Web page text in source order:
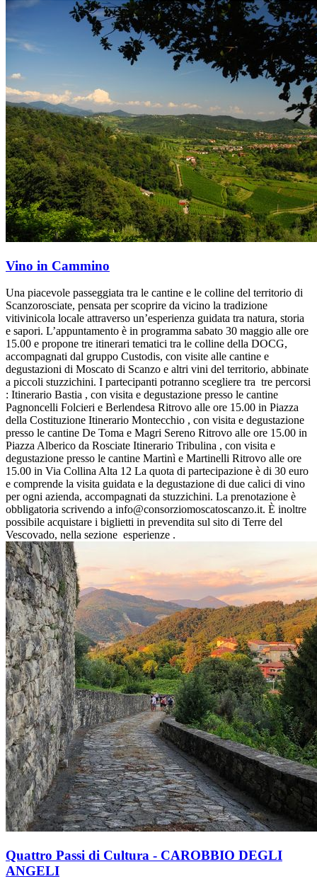
Vino in Cammino
Una piacevole passeggiata tra le cantine e le colline del territorio di
Scanzorosciate, pensata per scoprire da vicino la tradizione
vitivinicola locale attraverso un’esperienza guidata tra natura, storia
e sapori. L’appuntamento è in programma sabato 30 maggio alle ore
15.00 e propone tre itinerari tematici tra le colline della DOCG,
accompagnati dal gruppo Custodis, con visite alle cantine e
degustazioni di Moscato di Scanzo e altri vini del territorio, abbinate
a piccoli stuzzichini. I partecipanti potranno scegliere tra tre percorsi
: Itinerario Bastia , con visita e degustazione presso le cantine
Pagnoncelli Folcieri e Berlendesa Ritrovo alle ore 15.00 in Piazza
della Costituzione Itinerario Montecchio , con visita e degustazione
presso le cantine De Toma e Magri Sereno Ritrovo alle ore 15.00 in
Piazza Alberico da Rosciate Itinerario Tribulina , con visita e
degustazione presso le cantine Martinì e Martinelli Ritrovo alle ore
15.00 in Via Collina Alta 12 La quota di partecipazione è di 30 euro
e comprende la visita guidata e la degustazione di due calici di vino
per ogni azienda, accompagnati da stuzzichini. La prenotazione è
obbligatoria scrivendo a info@consorziomoscatoscanzo.it. È inoltre
possibile acquistare i biglietti in prevendita sul sito di Terre del
Vescovado, nella sezione esperienze .
Quattro Passi di Cultura - CAROBBIO DEGLI
ANGELI